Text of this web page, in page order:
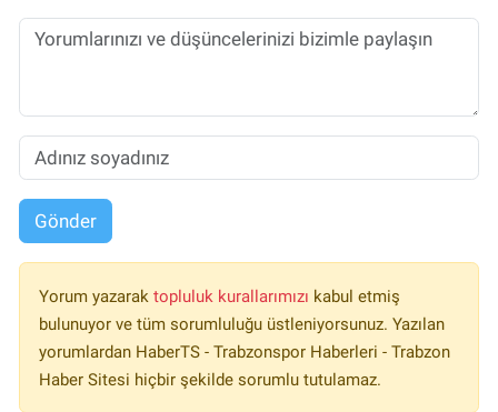
Gönder
Yorum yazarak topluluk kurallarımızı kabul etmiş
bulunuyor ve tüm sorumluluğu üstleniyorsunuz. Yazılan
yorumlardan HaberTS - Trabzonspor Haberleri - Trabzon
Haber Sitesi hiçbir şekilde sorumlu tutulamaz.